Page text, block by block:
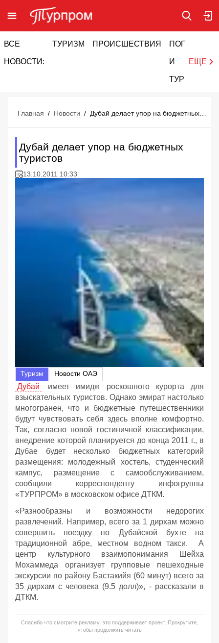
ВСЕ
НОВОСТИ:
ТУРИЗМ ПРОИСШЕСТВИЯ ПОГОДА
И
ТУРИЗМ
ЕЩЕ
Главная / Новости /
Дубай делает упор на бюджетных
туристов
13.10.2011 10:33
Туризм Новости ОАЭ
Дубай
имеет имидж роскошного курорта для
взыскательных туристов. Однако эмират настолько
многогранен, что и бюджетные путешественники
будут чувствовать себя здесь вполне комфортно.
Так, согласно новой гостиничной классификации,
внедрение которой планируется до конца 2011 г., в
Дубае будет несколько бюджетных категорий
размещения: молодежный хостель, студенческий
кампус, размещение с самообслуживанием,
сообщили корреспонденту инфогруппы
«ТУРПРОМ» в московском офисе ДТКМ.
«Разнообразны и возможности недорогих
развлечений. Например, всего за 1 дирхам можно
совершить поездку по Дубайской бухте на
традиционной абре, местном водном такси. А
центр культурного взаимопонимания Шейха
Мохаммеда организует групповые пешеходные
экскурсии по району Бастакийя (60 минут) всего за
35 дирхам с человека (9.5 долл)», - рассказали в
ДТКМ.
Спасибо что смотрите рекламу, это поддерживает проект. Прокрутите,
чтобы продолжить читать